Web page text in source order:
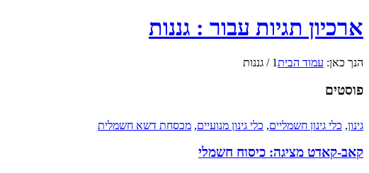
ארכיון תגיות עבור : גננות
הנך כאן: עמוד הבית1
/ גננות
פוסטים
גינון, כלי גינון חשמליים, כלי גינון מנועיים, מכסחת דשא חשמלית
קאב-קאדט מציגה: כיסוח חשמלי